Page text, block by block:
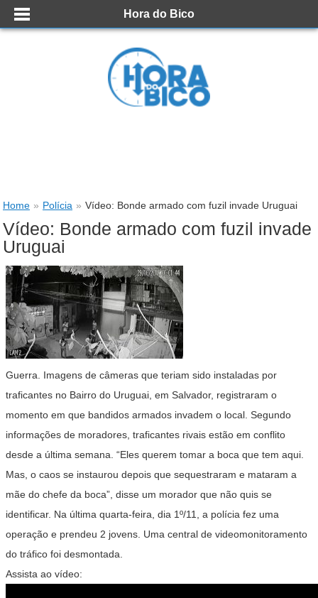
Hora do Bico
Home » Polícia » Vídeo: Bonde armado com fuzil invade Uruguai
Vídeo: Bonde armado com fuzil invade
Uruguai
Guerra. Imagens de câmeras que teriam sido instaladas por
traficantes no Bairro do Uruguai, em Salvador, registraram o
momento em que bandidos armados invadem o local. Segundo
informações de moradores, traficantes rivais estão em conflito
desde a última semana. “Eles querem tomar a boca que tem aqui.
Mas, o caos se instaurou depois que sequestraram e mataram a
mãe do chefe da boca”, disse um morador que não quis se
identificar. Na última quarta-feira, dia 1º/11, a polícia fez uma
operação e prendeu 2 jovens. Uma central de videomonitoramento
do tráfico foi desmontada.
Assista ao vídeo: